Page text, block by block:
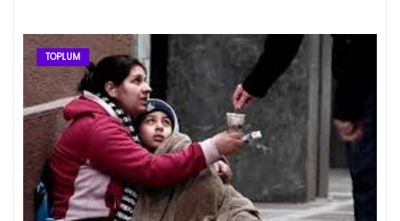
TOPLUM